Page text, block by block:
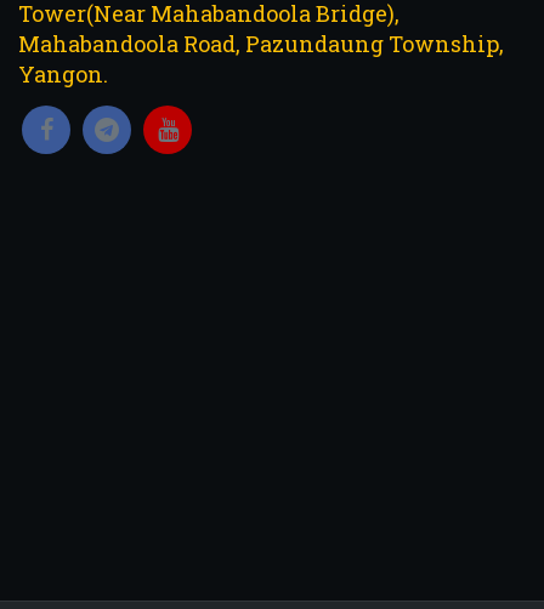
Tower(Near Mahabandoola Bridge),
Mahabandoola Road, Pazundaung Township,
Yangon.